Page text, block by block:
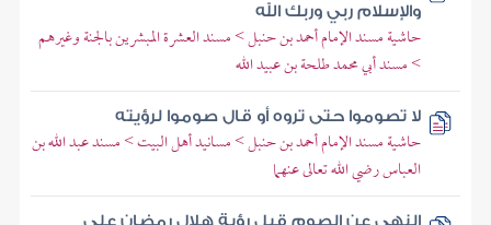
والإسلام ربي وربك الله
حاشية مسند الإمام أحمد بن حنبل > مسند العشرة المبشرين بالجنة وغيرهم
> مسند أبي محمد طلحة بن عبيد الله
لا تصوموا حتى تروه أو قال صوموا لرؤيته
حاشية مسند الإمام أحمد بن حنبل > مسانيد أهل البيت > مسند عبد الله بن
العباس رضي الله تعالى عنهما
النهي عن الصوم قبل رؤية هلال رمضان على